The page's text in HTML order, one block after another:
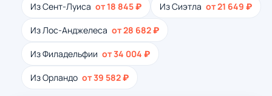
Из Сент-Луиса от 18 845 ₽ Из Сиэтла от 21 649 ₽
Из Лос-Анджелеса от 28 682 ₽
Из Филадельфии от 34 004 ₽
Из Орландо от 39 582 ₽